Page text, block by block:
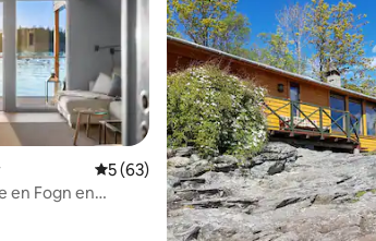
Calificación promedio: 5 de 5; 63
5 (63)
en Fogn en